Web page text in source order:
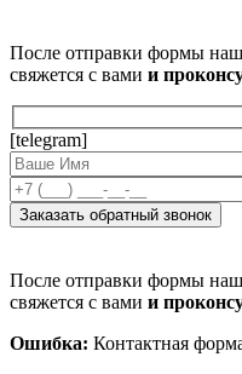
После отправки формы
свяжется с вами и
[telegram]
После отправки формы
свяжется с вами и
Ошибка: Контактная